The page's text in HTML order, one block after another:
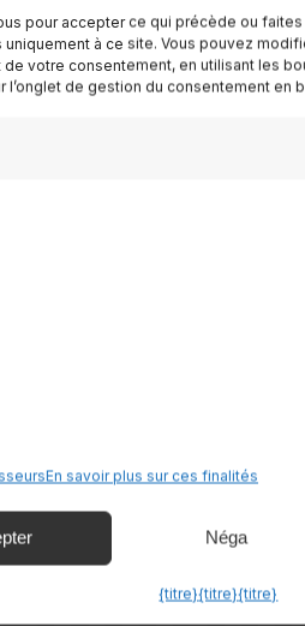
pour accepter ce qui précède ou
à ce site. Vous pouvez
de votre consentement, en utilisant les
l’onglet de gestion du consentement en
En savoir plus sur ces finalités
Néga
{titre}{titre}{titre}
Lac
Lac
Côte